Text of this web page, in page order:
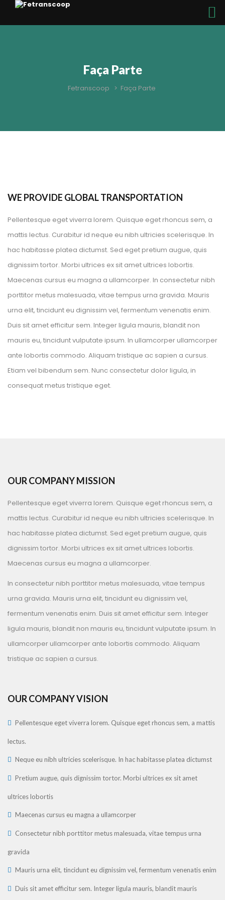
Faça Parte
Fetranscoop > Faça Parte
WE PROVIDE GLOBAL TRANSPORTATION
Pellentesque eget viverra lorem. Quisque eget rhoncus sem, a
mattis lectus. Curabitur id neque eu nibh ultricies scelerisque. In
hac habitasse platea dictumst. Sed eget pretium augue, quis
dignissim tortor. Morbi ultrices ex sit amet ultrices lobortis.
Maecenas cursus eu magna a ullamcorper. In consectetur nibh
porttitor metus malesuada, vitae tempus urna gravida. Mauris
urna elit, tincidunt eu dignissim vel, fermentum venenatis enim.
Duis sit amet efficitur sem. Integer ligula mauris, blandit non
mauris eu, tincidunt vulputate ipsum. In ullamcorper ullamcorper
ante lobortis commodo. Aliquam tristique ac sapien a cursus.
Etiam vel bibendum sem. Nunc consectetur dolor ligula, in
consequat metus tristique eget.
OUR COMPANY MISSION
Pellentesque eget viverra lorem. Quisque eget rhoncus sem, a
mattis lectus. Curabitur id neque eu nibh ultricies scelerisque. In
hac habitasse platea dictumst. Sed eget pretium augue, quis
dignissim tortor. Morbi ultrices ex sit amet ultrices lobortis.
Maecenas cursus eu magna a ullamcorper.
In consectetur nibh porttitor metus malesuada, vitae tempus
urna gravida. Mauris urna elit, tincidunt eu dignissim vel,
fermentum venenatis enim. Duis sit amet efficitur sem. Integer
ligula mauris, blandit non mauris eu, tincidunt vulputate ipsum. In
ullamcorper ullamcorper ante lobortis commodo. Aliquam
tristique ac sapien a cursus.
OUR COMPANY VISION
Pellentesque eget viverra lorem. Quisque eget rhoncus sem, a mattis
lectus.
Neque eu nibh ultricies scelerisque. In hac habitasse platea dictumst
Pretium augue, quis dignissim tortor. Morbi ultrices ex sit amet
ultrices lobortis
Maecenas cursus eu magna a ullamcorper
Consectetur nibh porttitor metus malesuada, vitae tempus urna
gravida
Mauris urna elit, tincidunt eu dignissim vel, fermentum venenatis enim
Duis sit amet efficitur sem. Integer ligula mauris, blandit mauris